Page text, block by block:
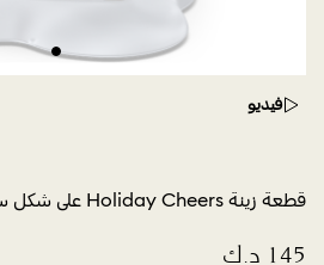
فيديو
قطعة زينة Holiday Cheers على شكل سانتا كلوز ومدخنة